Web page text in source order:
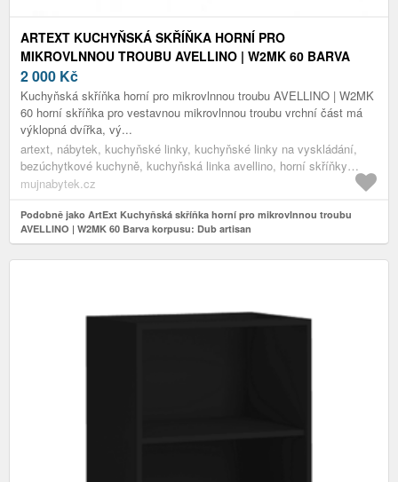
ARTEXT KUCHYŇSKÁ SKŘÍŇKA HORNÍ PRO
MIKROVLNNOU TROUBU AVELLINO | W2MK 60 BARVA
KORPUSU: DUB ARTISAN
2 000 Kč
Kuchyňská skříňka horní pro mikrovlnnou troubu AVELLINO | W2MK
60 horní skříňka pro vestavnou mikrovlnnou troubu vrchní část má
výklopná dvířka, vý...
artext, nábytek, kuchyňské linky, kuchyňské linky na vyskládání,
bezúchytkové kuchyně, kuchyňská linka avellino, horní skříňky
avellino, dub artisan
mujnabytek.cz
Podobně jako ArtExt Kuchyňská skříňka horní pro mikrovlnnou troubu
AVELLINO | W2MK 60 Barva korpusu: Dub artisan